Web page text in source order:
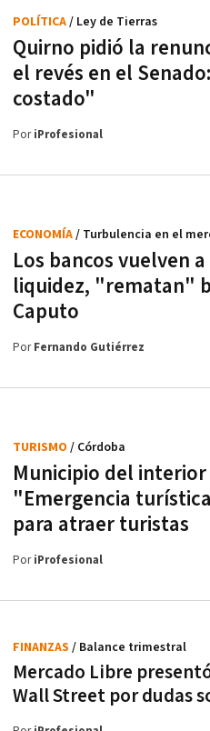
Quirno pidió la
el revés en el
costado"
POLÍTICA/ Ley de Tierras
PoriProfesional
Los bancos vuelven
liquidez, "rematan"
Caputo
ECONOMÍA/ Turbulencia en el
PorFernando Gutiérrez
Municipio del
"Emergencia
para atraer turistas
TURISMO / Córdoba
PoriProfesional
Mercado Libre
Wall Street por dudas
FINANZAS / Balance trimestral